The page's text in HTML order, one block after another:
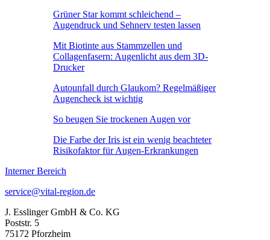
Grüner Star kommt schleichend –
Augendruck und Sehnerv testen lassen
Mit Biotinte aus Stammzellen und
Collagenfasern: Augenlicht aus dem 3D-
Drucker
Autounfall durch Glaukom? Regelmäßiger
Augencheck ist wichtig
So beugen Sie trockenen Augen vor
Die Farbe der Iris ist ein wenig beachteter
Risikofaktor für Augen-Erkrankungen
Interner Bereich
service@vital-region.de
J. Esslinger GmbH & Co. KG
Poststr. 5
75172 Pforzheim